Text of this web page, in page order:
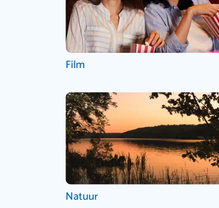
Film
Natuur